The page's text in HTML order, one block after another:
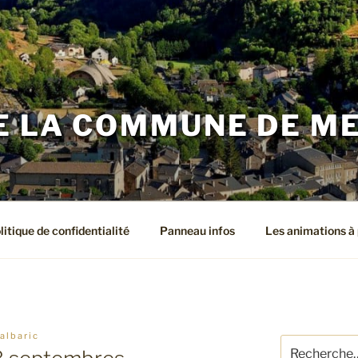
LA COMMUNE DE
de confidentialité Panneau infos Les animations